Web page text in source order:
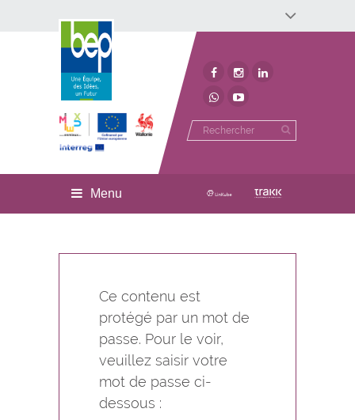
Développement économique
Développement territorial
Menu
Ce contenu est
protégé par un mot de
passe. Pour le voir,
veuillez saisir votre
mot de passe ci-
dessous :